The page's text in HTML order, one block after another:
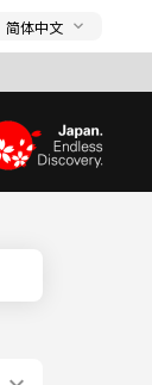
简体中文